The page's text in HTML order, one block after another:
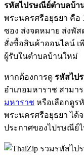
รหัสไปรษณีย์ตำบลบ้า
พระนครศรีอยุธยา คือ
ซอง ส่งจดหมาย ส่งพัส
สั่งซื้อสินค้าออนไลน์ เ
ผู้รับในตำบลบ้านใหม่
หากต้องการดู รหัสไป
อำเภอมหาราช สามา
มหาราช หรือเลือกดูร
พระนครศรีอยุธยา ได้
ประกาศของไปรษณีย์